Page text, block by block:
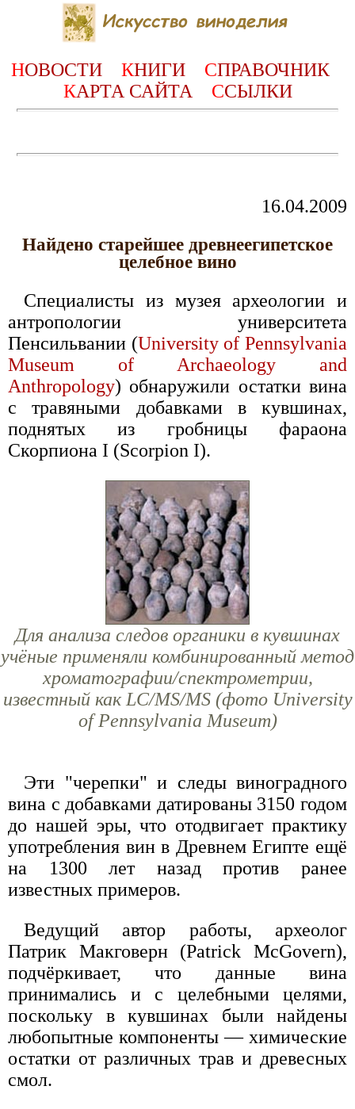
НОВОСТИ КНИГИ СПРАВОЧНИК
КАРТА САЙТА ССЫЛКИ
16.04.2009
Найдено старейшее древнеегипетское
целебное вино
Специалисты из музея археологии и
антропологии университета
Пенсильвании (University of Pennsylvania
Museum of Archaeology and
Anthropology) обнаружили остатки вина
с травяными добавками в кувшинах,
поднятых из гробницы фараона
Скорпиона I (Scorpion I).
Для анализа следов органики в кувшинах
учёные применяли комбинированный метод
хроматографии/спектрометрии,
известный как LC/MS/MS (фото University
of Pennsylvania Museum)
Эти "черепки" и следы виноградного
вина с добавками датированы 3150 годом
до нашей эры, что отодвигает практику
употребления вин в Древнем Египте ещё
на 1300 лет назад против ранее
известных примеров.
Ведущий автор работы, археолог
Патрик Макговерн (Patrick McGovern),
подчёркивает, что данные вина
принимались и с целебными целями,
поскольку в кувшинах были найдены
любопытные компоненты — химические
остатки от различных трав и древесных
смол.